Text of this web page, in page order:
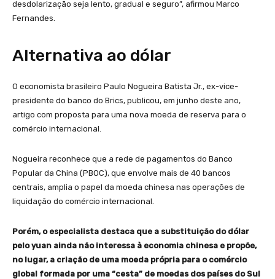
desdolarização seja lento, gradual e seguro”, afirmou Marco
Fernandes.
Alternativa ao dólar
O economista brasileiro Paulo Nogueira Batista Jr., ex-vice-
presidente do banco do Brics, publicou, em junho deste ano,
artigo com proposta para uma nova moeda de reserva para o
comércio internacional.
Nogueira reconhece que a rede de pagamentos do Banco
Popular da China (PBOC), que envolve mais de 40 bancos
centrais, amplia o papel da moeda chinesa nas operações de
liquidação do comércio internacional.
Porém, o especialista destaca que a substituição do dólar
pelo yuan ainda não interessa à economia chinesa e propõe,
no lugar, a criação de uma moeda própria para o comércio
global formada por uma “cesta” de moedas dos países do Sul